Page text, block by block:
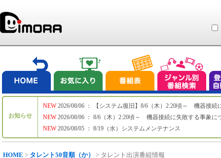
お知らせ
NEW
NEW
NEW
2026/08/06 ： 【システム復旧】8/6（木）2:20頃～ 機器接続
2026/08/06 ： 8/6（木）2:20頃～ 機器接続に失敗する事象に
2026/08/05 ： 8/19（水）システムメンテナンス
HOME > タレント50音順（か） > タレント出演番組情報